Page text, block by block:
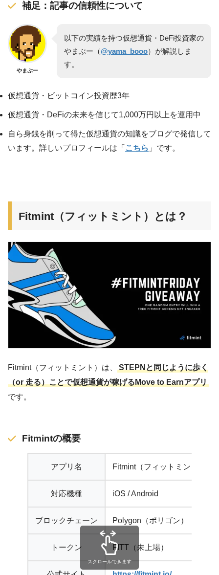
補足：記事の信頼性について
やまぶー
以下の実績を持つ仮想通貨・DeFi投資家の
やまぶー（@yama_booo）が解説しま
す。
仮想通貨・ビットコイン投資歴3年
仮想通貨・DeFiの未来を信じて1,000万円以上を運用中
自ら身銭を削って得た仮想通貨の知識をブログで発信して
います。詳しいプロフィールは「 こちら 」です。
Fitmint（フィットミント）とは？
Fitmint（フィットミント）は、
STEPNと同じように歩く
（or 走る）ことで仮想通貨が稼げるMove to Earnアプリ
です。
Fitmintの概要
アプリ名 Fitmint（フィットミント）
対応機種 iOS / Android
ブロックチェーン Polygon（ポリゴン）
トークン FITT（未上場）